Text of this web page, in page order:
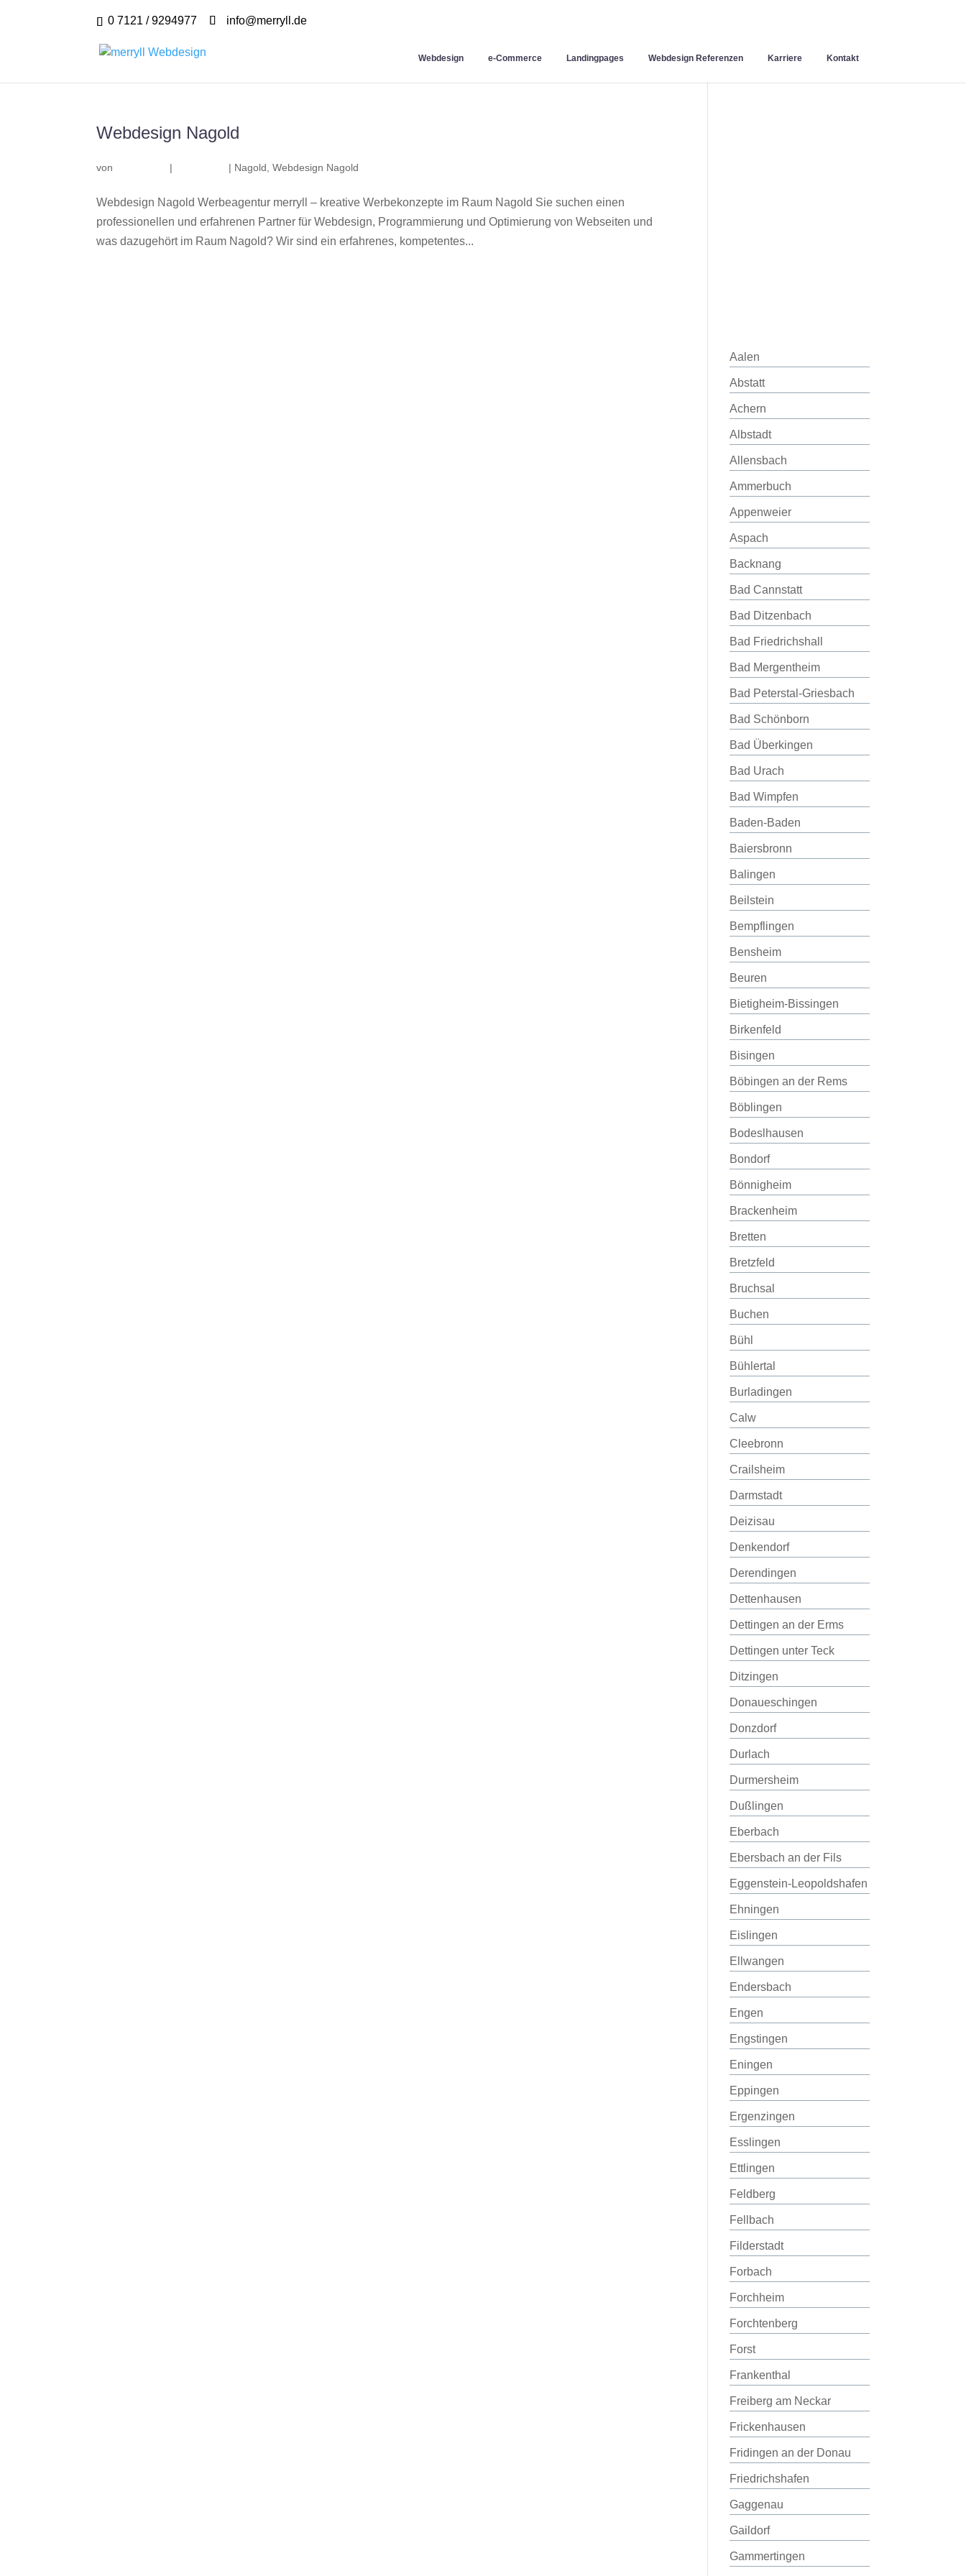
0 7121 / 9294977 info@merryll.de
Webdesign e-Commerce Landingpages Webdesign Referenzen Karriere Kontakt
Webdesign Nagold
von | | Nagold ,Webdesign Nagold
Webdesign Nagold Werbeagentur merryll – kreative Werbekonzepte im Raum Nagold Sie suchen einen
professionellen und erfahrenen Partner für Webdesign, Programmierung und Optimierung von Webseiten und
was dazugehört im Raum Nagold? Wir sind ein erfahrenes, kompetentes...
Aalen
Abstatt
Achern
Albstadt
Allensbach
Ammerbuch
Appenweier
Aspach
Backnang
Bad Cannstatt
Bad Ditzenbach
Bad Friedrichshall
Bad Mergentheim
Bad Peterstal-Griesbach
Bad Schönborn
Bad Überkingen
Bad Urach
Bad Wimpfen
Baden-Baden
Baiersbronn
Balingen
Beilstein
Bempflingen
Bensheim
Beuren
Bietigheim-Bissingen
Birkenfeld
Bisingen
Böbingen an der Rems
Böblingen
Bodeslhausen
Bondorf
Bönnigheim
Brackenheim
Bretten
Bretzfeld
Bruchsal
Buchen
Bühl
Bühlertal
Burladingen
Calw
Cleebronn
Crailsheim
Darmstadt
Deizisau
Denkendorf
Derendingen
Dettenhausen
Dettingen an der Erms
Dettingen unter Teck
Ditzingen
Donaueschingen
Donzdorf
Durlach
Durmersheim
Dußlingen
Eberbach
Ebersbach an der Fils
Eggenstein-Leopoldshafen
Ehningen
Eislingen
Ellwangen
Endersbach
Engen
Engstingen
Eningen
Eppingen
Ergenzingen
Esslingen
Ettlingen
Feldberg
Fellbach
Filderstadt
Forbach
Forchheim
Forchtenberg
Forst
Frankenthal
Freiberg am Neckar
Frickenhausen
Fridingen an der Donau
Friedrichshafen
Gaggenau
Gaildorf
Gammertingen